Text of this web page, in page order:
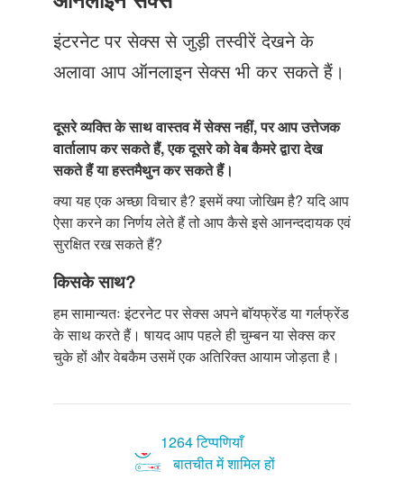
Just Poocho
संपर्क करें
इंटरनेट पर सेक्स से जुड़ी तस्वीरें देखने के
अलावा आप ऑनलाइन सेक्स भी कर सकते हैं।
दूसरे व्यक्ति के साथ वास्तव में सेक्स नहीं, पर आप उत्तेजक
वार्तालाप कर सकते हैं, एक दूसरे को वेब कैमरे द्वारा देख
सकते हैं या हस्तमैथुन कर सकते हैं।
क्या यह एक अच्छा विचार है? इसमें क्या जोखिम है? यदि आप
ऐसा करने का निर्णय लेते हैं तो आप कैसे इसे आनन्ददायक एवं
सुरक्षित रख सकते हैं?
किसके साथ?
हम सामान्यतः इंटरनेट पर सेक्स अपने बाॅयफ्रेंड या गर्लफ्रेंड
के साथ करते हैं। षायद आप पहले ही चुम्बन या सेक्स कर
चुके हों और वेबकैम उसमें एक अतिरिक्त आयाम जोड़ता है।
1264 टिप्पणियाँ
बातचीत में शामिल हों